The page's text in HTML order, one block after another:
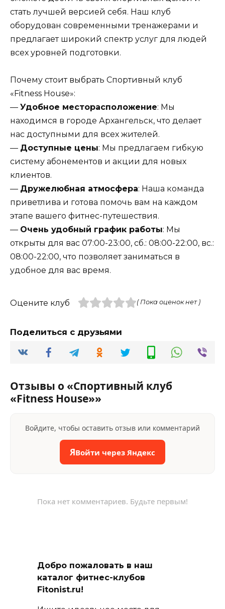
стать лучшей версией себя. Наш клуб
оборудован современными тренажерами и
предлагает широкий спектр услуг для людей
всех уровней подготовки.
Почему стоит выбрать Спортивный клуб
«Fitness House»:
— Удобное месторасположение: Мы
находимся в городе Архангельск, что делает
нас доступными для всех жителей.
— Доступные цены: Мы предлагаем гибкую
систему абонементов и акции для новых
клиентов.
— Дружелюбная атмосфера: Наша команда
приветлива и готова помочь вам на каждом
этапе вашего фитнес-путешествия.
— Очень удобный график работы: Мы
открыты для вас 07:00-23:00, сб.: 08:00-22:00, вс.:
08:00-22:00, что позволяет заниматься в
удобное для вас время.
Оцените клуб ( Пока оценок нет )
Поделиться с друзьями
Отзывы о «Спортивный клуб
«Fitness House»»
Войдите, чтобы оставить отзыв или комментарий
ЯВойти через Яндекс
Пока нет комментариев. Будьте первым!
Добро пожаловать в наш
каталог фитнес-клубов
Fitonist.ru!